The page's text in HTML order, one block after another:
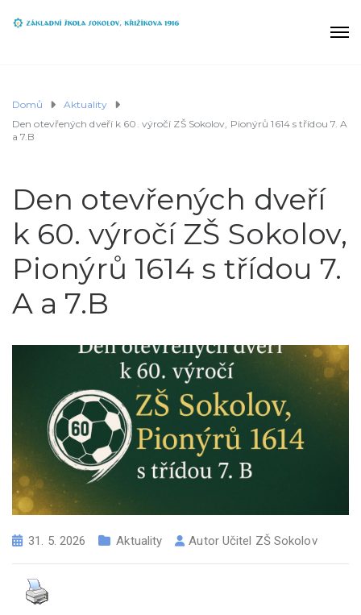
Domů
Aktuality
Den otevřených dveří k 60. výročí ZŠ Sokolov, Pionýrů 1614 s třídou 7. A
a 7.B
Den otevřených dveří
k 60. výročí ZŠ Sokolov,
Pionýrů 1614 s třídou 7.
A a 7.B
31. 5. 2026 Aktuality Autor Učitel ZŠ Sokolov